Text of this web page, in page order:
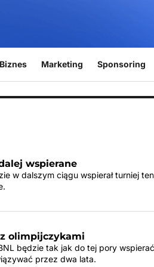
Biznes Marketing Sponsoring
wspierane
w dalszym ciągu wspierał turniej
olimpijczykami
będzie tak jak do tej pory
przez dwa lata.